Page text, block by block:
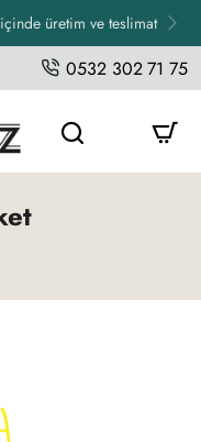
üretim ve teslimat
0532 302 71 75